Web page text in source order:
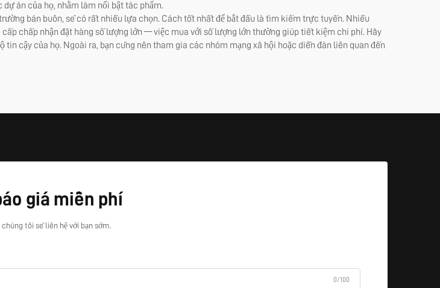
án của họ, nhằm làm nổi bật tác phẩm.
bán buôn, sẽ có rất nhiều lựa chọn. Cách tốt nhất để bắt đầu là tìm kiếm trực tuyến. Nhiều
chấp nhận đặt hàng số lượng lớn — việc mua với số lượng lớn thường giúp tiết kiệm chi phí. Hãy
cậy của họ. Ngoài ra, bạn cũng nên tham gia các nhóm mạng xã hội hoặc diễn đàn liên quan đến
giá miễn phí
tôi sẽ liên hệ với bạn sớm.
0/100